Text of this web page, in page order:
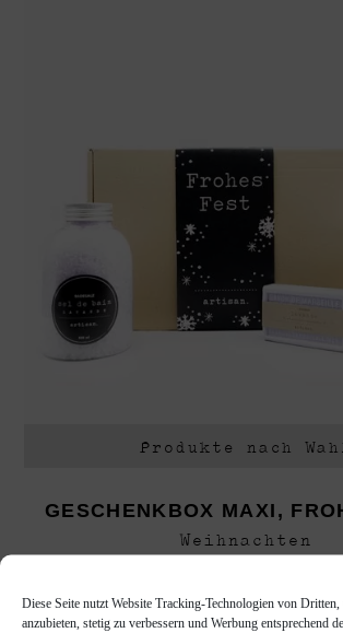
Diese Seite nutzt Website Tracking-Technologien von
anzubieten, stetig zu verbessern und Werbung entsprechend
Produkte nach
GESCHENKBOX MAXI,
Weihnachten